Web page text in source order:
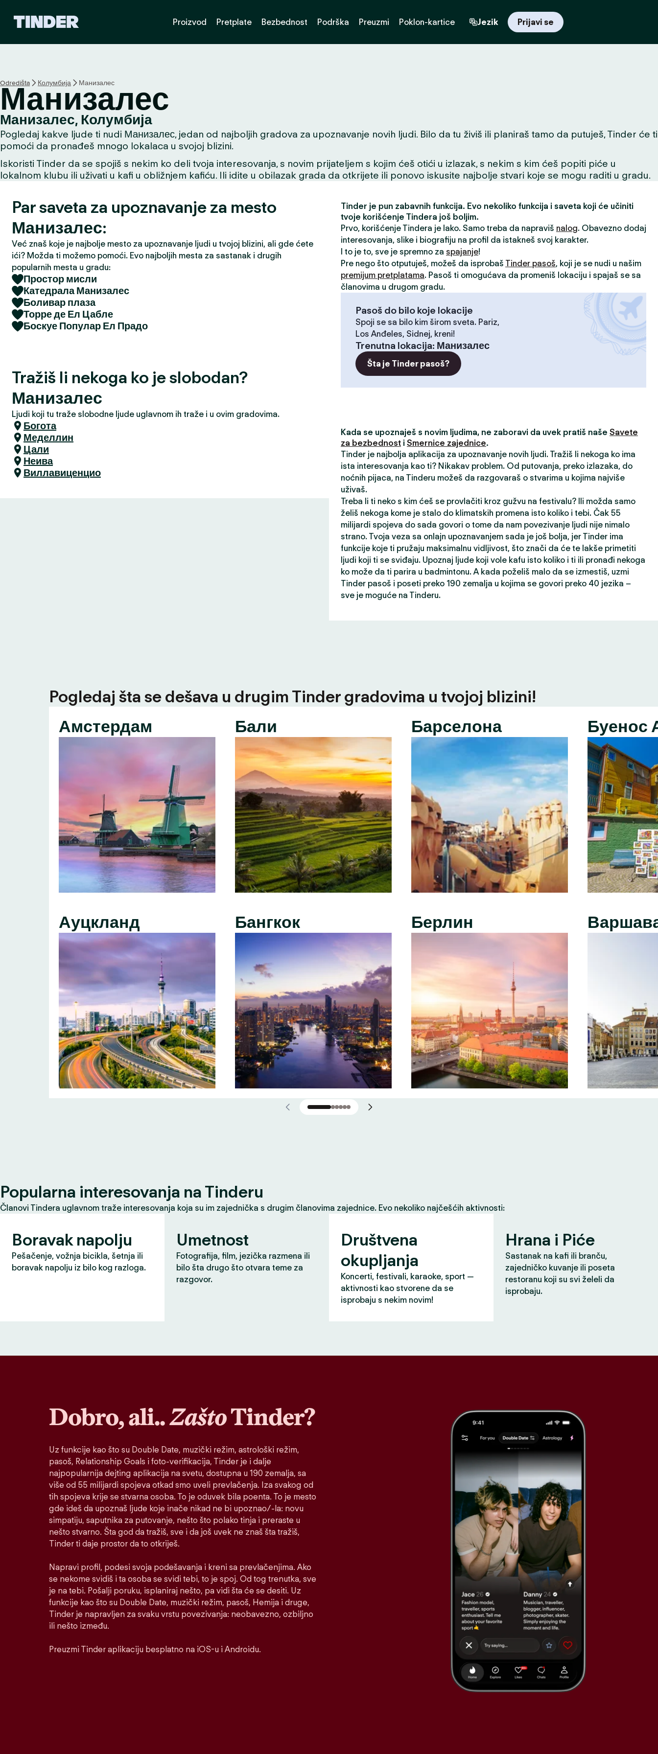
p
o
č
e
t
n
a
t
r
i
c
a
Proizvod Pretplate Bezbednost Podrška Preuzmi Poklon-kartice Jezik Prijavi se
Odredišta Колумбија Манизалес
Манизалес
Манизалес, Колумбија
Pogledaj kakve ljude ti nudi Манизалес, jedan od najboljih gradova za upoznavanje novih ljudi. Bilo da tu živiš ili planiraš tamo da putuješ, Tinder će ti
pomoći da pronađeš mnogo lokalaca u svojoj blizini.
Iskoristi Tinder da se spojiš s nekim ko deli tvoja interesovanja, s novim prijateljem s kojim ćeš otići u izlazak, s nekim s kim ćeš popiti piće u
lokalnom klubu ili uživati u kafi u obližnjem kafiću. Ili idite u obilazak grada da otkrijete ili ponovo iskusite najbolje stvari koje se mogu raditi u gradu.
Par saveta za upoznavanje za mesto
Манизалес:
Već znaš koje je najbolje mesto za upoznavanje ljudi u tvojoj blizini, ali gde ćete
ići? Možda ti možemo pomoći. Evo najboljih mesta za sastanak i drugih
popularnih mesta u gradu:
Простор мисли
Катедрала Манизалес
Боливар плаза
Торре де Ел Цабле
Боскуе Популар Ел Прадо
Tražiš li nekoga ko je slobodan?
Манизалес
Ljudi koji tu traže slobodne ljude uglavnom ih traže i u ovim gradovima.
Богота
Меделлин
Цали
Неива
Виллавиценцио
Tinder je pun zabavnih funkcija. Evo nekoliko funkcija i saveta koji će učiniti
tvoje korišćenje Tindera još boljim.
Prvo, korišćenje Tindera je lako. Samo treba da napraviš nalog. Obavezno dodaj
interesovanja, slike i biografiju na profil da istakneš svoj karakter.
I to je to, sve je spremno za spajanje!
Pre nego što otputuješ, možeš da isprobaš Tinder pasoš, koji je se nudi u našim
premijum pretplatama. Pasoš ti omogućava da promeniš lokaciju i spajaš se sa
članovima u drugom gradu.
Pasoš do bilo koje lokacije
Spoji se sa bilo kim širom sveta. Pariz,
Los Anđeles, Sidnej, kreni!
Trenutna lokacija: Манизалес
Šta je Tinder pasoš?
Kada se upoznaješ s novim ljudima, ne zaboravi da uvek pratiš naše Savete
za bezbednost i Smernice zajednice.
Tinder je najbolja aplikacija za upoznavanje novih ljudi. Tražiš li nekoga ko ima
ista interesovanja kao ti? Nikakav problem. Od putovanja, preko izlazaka, do
noćnih pijaca, na Tinderu možeš da razgovaraš o stvarima u kojima najviše
uživaš.
Treba li ti neko s kim ćeš se provlačiti kroz gužvu na festivalu? Ili možda samo
želiš nekoga kome je stalo do klimatskih promena isto koliko i tebi. Čak 55
milijardi spojeva do sada govori o tome da nam povezivanje ljudi nije nimalo
strano. Tvoja veza sa onlajn upoznavanjem sada je još bolja, jer Tinder ima
funkcije koje ti pružaju maksimalnu vidljivost, što znači da će te lakše primetiti
ljudi koji ti se sviđaju. Upoznaj ljude koji vole kafu isto koliko i ti ili pronađi nekoga
ko može da ti parira u badmintonu. A kada poželiš malo da se izmestiš, uzmi
Tinder pasoš i poseti preko 190 zemalja u kojima se govori preko 40 jezika –
sve je moguće na Tinderu.
Pogledaj šta se dešava u drugim Tinder gradovima u tvojoj blizini!
Амстердам
Ауцкланд
Бали
Бангкок
Барселона
Берлин
Буенос
Popularna interesovanja na Tinderu
Članovi Tindera uglavnom traže interesovanja koja su im zajednička s drugim članovima zajednice. Evo nekoliko najčešćih aktivnosti:
Boravak napolju
Pešačenje, vožnja bicikla, šetnja ili
boravak napolju iz bilo kog razloga.
Umetnost
Fotografija, film, jezička razmena ili
bilo šta drugo što otvara teme za
razgovor.
Društvena
okupljanja
Koncerti, festivali, karaoke, sport —
aktivnosti kao stvorene da se
isprobaju s nekim novim!
Hrana i Piće
Sastanak na kafi ili branču,
zajedničko kuvanje ili poseta
restoranu koji su svi želeli da
isprobaju.
Dobro, ali..ZaštoTinder?
Uz funkcije kao što su Double Date, muzički režim, astrološki režim,
pasoš, Relationship Goals i foto-verifikacija, Tinder je i dalje
najpopularnija dejting aplikacija na svetu, dostupna u 190 zemalja, sa
više od 55 milijardi spojeva otkad smo uveli prevlačenja. Iza svakog od
tih spojeva krije se stvarna osoba. To je oduvek bila poenta. To je mesto
gde ideš da upoznaš ljude koje inače nikad ne bi upoznao/-la: novu
simpatiju, saputnika za putovanje, nešto što polako tinja i preraste u
nešto stvarno. Šta god da tražiš, sve i da još uvek ne znaš šta tražiš,
Tinder ti daje prostor da to otkriješ.
Napravi profil, podesi svoja podešavanja i kreni sa prevlačenjima. Ako
se nekome svidiš i ta osoba se svidi tebi, to je spoj. Od tog trenutka, sve
je na tebi. Pošalji poruku, isplaniraj nešto, pa vidi šta će se desiti. Uz
funkcije kao što su Double Date, muzički režim, pasoš, Hemija i druge,
Tinder je napravljen za svaku vrstu povezivanja: neobavezno, ozbiljno
ili nešto između.
Preuzmi Tinder aplikaciju besplatno na iOS-u i Androidu.